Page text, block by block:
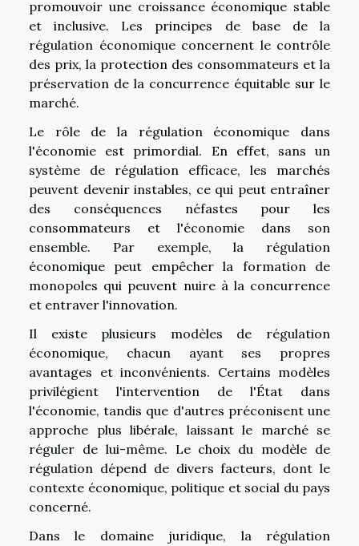
promouvoir une croissance économique stable
et inclusive. Les principes de base de la
régulation économique concernent le contrôle
des prix, la protection des consommateurs et la
préservation de la concurrence équitable sur le
marché.
Le rôle de la régulation économique dans
l'économie est primordial. En effet, sans un
système de régulation efficace, les marchés
peuvent devenir instables, ce qui peut entraîner
des conséquences néfastes pour les
consommateurs et l'économie dans son
ensemble. Par exemple, la régulation
économique peut empêcher la formation de
monopoles qui peuvent nuire à la concurrence
et entraver l'innovation.
Il existe plusieurs modèles de régulation
économique, chacun ayant ses propres
avantages et inconvénients. Certains modèles
privilégient l'intervention de l'État dans
l'économie, tandis que d'autres préconisent une
approche plus libérale, laissant le marché se
réguler de lui-même. Le choix du modèle de
régulation dépend de divers facteurs, dont le
contexte économique, politique et social du pays
concerné.
Dans le domaine juridique, la régulation